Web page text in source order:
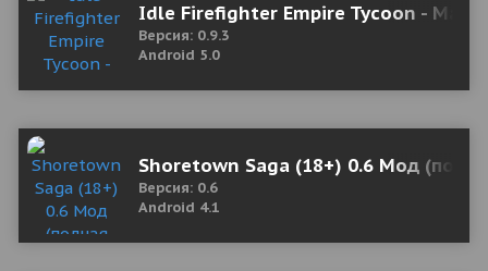
Idle Firefighter Empire Tycoon -
Версия: 0.9.3
Android 5.0
Shoretown Saga (18+) 0.6 Мод
Версия: 0.6
Android 4.1